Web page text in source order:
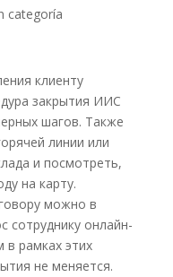
categoría
клиенту
закрытия ИИС
шагов. Также
линии или
и посмотреть,
на карту.
можно в
сотруднику онлайн-
рамках этих
не меняется.